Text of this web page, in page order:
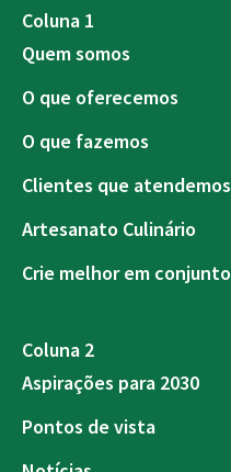
Coluna 1
Quem somos
O que oferecemos
O que fazemos
Clientes que atendemos
Artesanato Culinário
Crie melhor em conjunto
Coluna 2
Aspirações para 2030
Pontos de vista